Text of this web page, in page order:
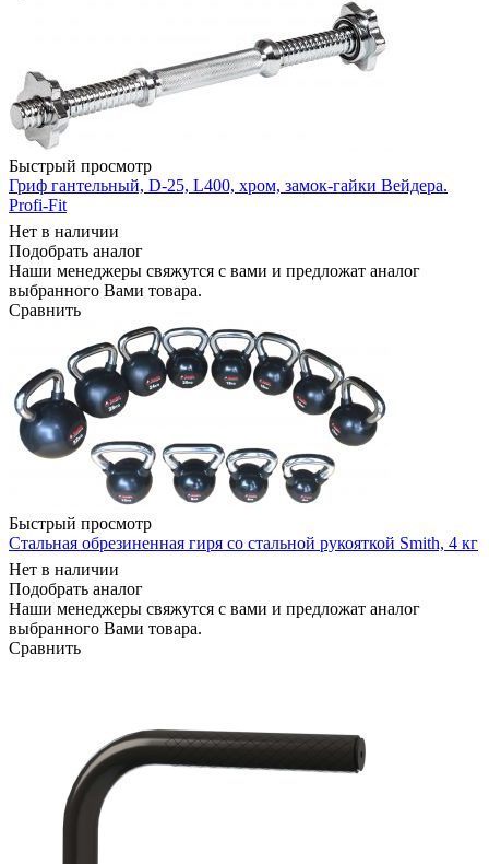
Быстрый просмотр
Гриф гантельный, D-25, L400, хром, замок-гайки Вейдера.
Profi-Fit
Нет в наличии
Подобрать аналог
Наши менеджеры свяжутся с вами и предложат аналог
выбранного Вами товара.
Сравнить
Быстрый просмотр
Стальная обрезиненная гиря со стальной рукояткой Smith, 4 кг
Нет в наличии
Подобрать аналог
Наши менеджеры свяжутся с вами и предложат аналог
выбранного Вами товара.
Сравнить